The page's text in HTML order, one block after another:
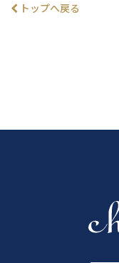
トップへ戻る